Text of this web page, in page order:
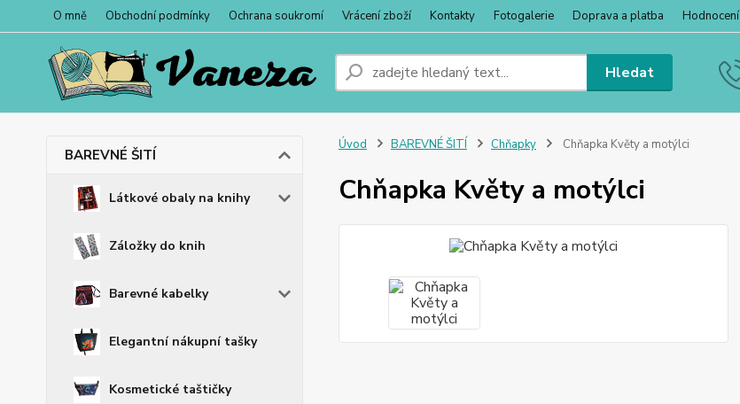
O mně Obchodní podmínky Ochrana soukromí Vrácení zboží Kontakty Fotogalerie Doprava a platba Hodnocení
Hledat
BAREVNÉ ŠITÍ
Látkové obaly na knihy
Záložky do knih
Barevné kabelky
Elegantní nákupní tašky
Kosmetické taštičky
Úvod BAREVNÉ ŠITÍ Chňapky Chňapka Květy a motýlci
Chňapka Květy a motýlci